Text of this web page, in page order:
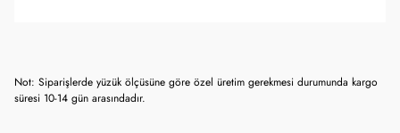
Not: Siparişlerde yüzük ölçüsüne göre özel üretim gerekmesi durumunda kargo
süresi 10-14 gün arasındadır.